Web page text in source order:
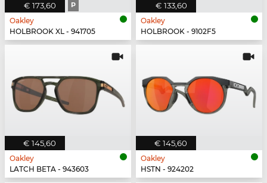
€ 173,60 P
Oakley
HOLBROOK XL - 941705
€ 133,60
Oakley
HOLBROOK - 9102F5
€ 145,60
Oakley
LATCH BETA - 943603
€ 145,60
Oakley
HSTN - 924202